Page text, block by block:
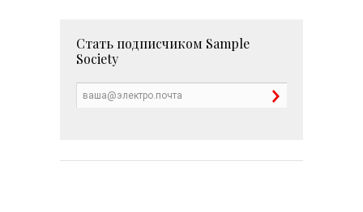
Стать подписчиком Sample
Society